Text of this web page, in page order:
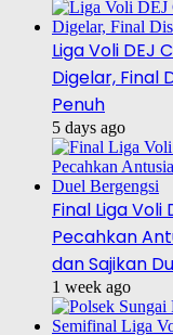
Liga Voli DEJ
Digelar, Final
Penuh
5 days ago
Final Liga Voli
Pecahkan
dan Sajikan
1 week ago